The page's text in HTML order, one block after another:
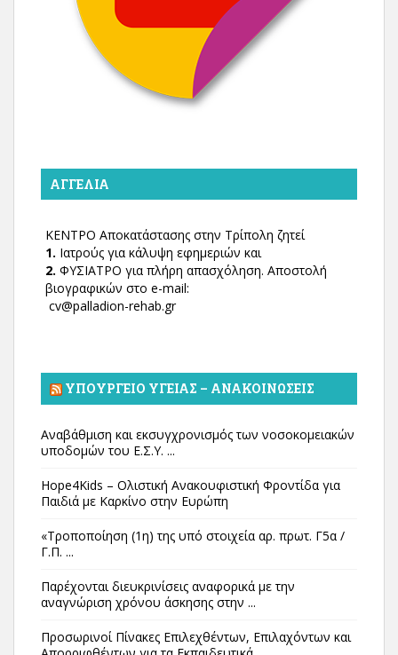
ΑΓΓΕΛΊΑ
ΚΕΝΤΡΟ Αποκατάστασης στην Τρίπολη ζητεί
1. Ιατρούς για κάλυψη εφημεριών και
2. ΦΥΣΙΑΤΡΟ για πλήρη απασχόληση. Αποστολή
βιογραφικών στο e-mail:
cv@palladion-rehab.gr
ΥΠΟΥΡΓΕΊΟ ΥΓΕΊΑΣ – ΑΝΑΚΟΙΝΏΣΕΙΣ
Αναβάθμιση και εκσυγχρονισμός των νοσοκομειακών
υποδομών του Ε.Σ.Υ. ...
Hope4Kids – Ολιστική Ανακουφιστική Φροντίδα για
Παιδιά με Καρκίνο στην Ευρώπη
«Τροποποίηση (1η) της υπό στοιχεία αρ. πρωτ. Γ5α /
Γ.Π. ...
Παρέχονται διευκρινίσεις αναφορικά με την
αναγνώριση χρόνου άσκησης στην ...
Προσωρινοί Πίνακες Επιλεχθέντων, Επιλαχόντων και